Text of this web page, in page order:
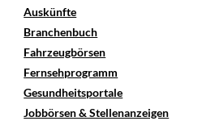
Auskünfte
Branchenbuch
Fahrzeugbörsen
Fernsehprogramm
Gesundheitsportale
Jobbörsen & Stellenanzeigen